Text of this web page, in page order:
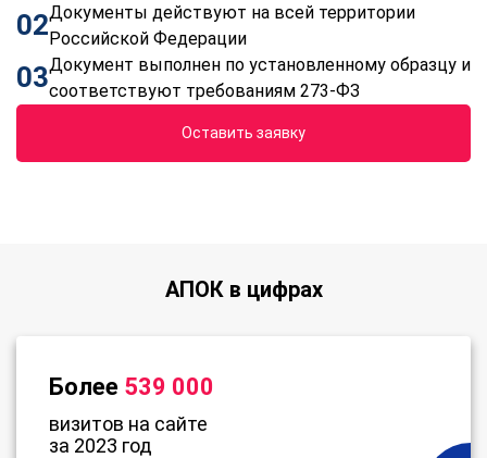
02Документы действуют на всей территории
Российской Федерации
03Документ выполнен по установленному образцу и
соответствуют требованиям 273-ФЗ
Оставить заявку
АПОК в цифрах
Более 539 000
визитов на сайте
за 2023 год